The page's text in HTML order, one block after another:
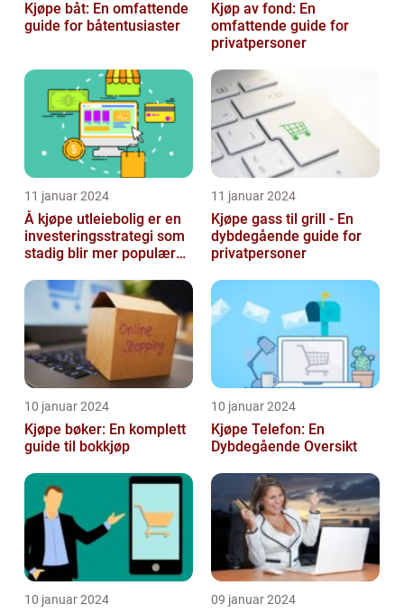
Kjøpe båt: En omfattende
guide for båtentusiaster
Kjøp av fond: En
omfattende guide for
privatpersoner
11 januar 2024
Å kjøpe utleiebolig er en
investeringsstrategi som
stadig blir mer populær
11 januar 2024
Kjøpe gass til grill - En
dybdegående guide for
privatpersoner
10 januar 2024
Kjøpe bøker: En komplett
guide til bokkjøp
10 januar 2024
Kjøpe Telefon: En
Dybdegående Oversikt
10 januar 2024 09 januar 2024